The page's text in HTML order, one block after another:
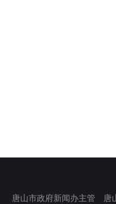
唐山市政府新闻办主管 唐